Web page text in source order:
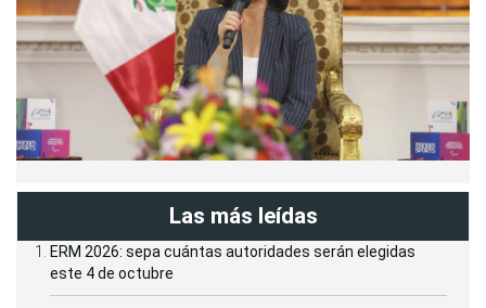
Las más leídas
ERM 2026: sepa cuántas autoridades serán elegidas
este 4 de octubre